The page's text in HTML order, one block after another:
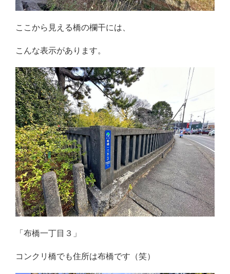
ここから見える橋の欄干には、
こんな表示があります。
「布橋一丁目３」
コンクリ橋でも住所は布橋です（笑）